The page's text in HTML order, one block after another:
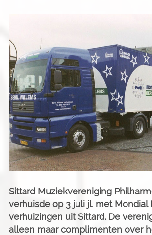
SittardMuziekvereniging
verhuisde op 3 juli jl. met Mondial
verhuizingen uit Sittard. De
alleen maar complimenten over